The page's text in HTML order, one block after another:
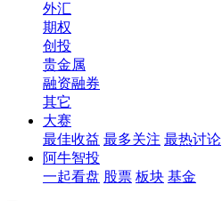
外汇
期权
创投
贵金属
融资融券
其它
大赛
最佳收益 最多关注 最热讨论
阿牛智投
一起看盘 股票 板块 基金